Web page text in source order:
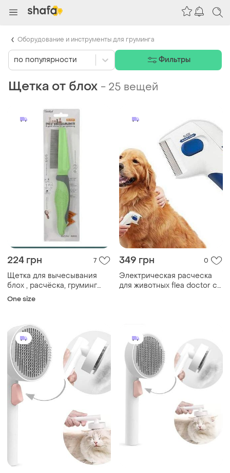
Щетка от блох - 25 вещей
224 грн 7
Щетка для вычесывания
блох , расчёска, груминг
для кошек , собак
One size
349 грн 0
Электрическая расческа
для животных flea doctor с
по популярности Фильтры
Оборудование и инструменты для груминга